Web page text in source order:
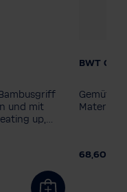
und mit
up,
Farbe
BWT
Material
68,60 €